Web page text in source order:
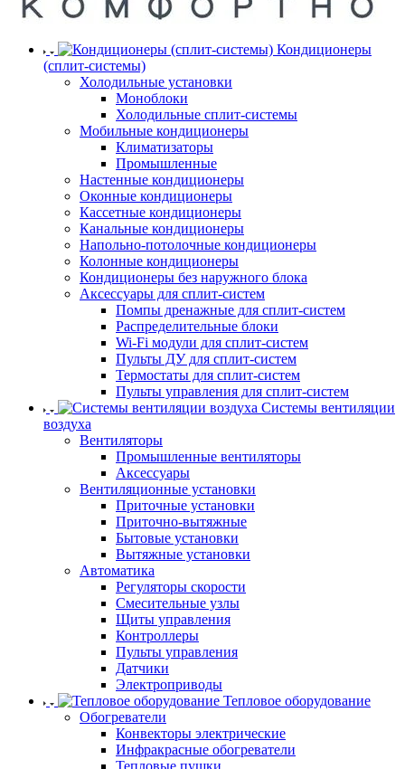
Кондиционеры
(сплит-системы)
Холодильные установки
Моноблоки
Холодильные сплит-системы
Мобильные кондиционеры
Климатизаторы
Промышленные
Настенные кондиционеры
Оконные кондиционеры
Кассетные кондиционеры
Канальные кондиционеры
Напольно-потолочные кондиционеры
Колонные кондиционеры
Кондиционеры без наружного блока
Аксессуары для сплит-систем
Помпы дренажные для сплит-систем
Распределительные блоки
Wi-Fi модули для сплит-систем
Пульты ДУ для сплит-систем
Термостаты для сплит-систем
Пульты управления для сплит-систем
Системы вентиляции
воздуха
Вентиляторы
Промышленные вентиляторы
Аксессуары
Вентиляционные установки
Приточные установки
Приточно-вытяжные
Бытовые установки
Вытяжные установки
Автоматика
Регуляторы скорости
Смесительные узлы
Щиты управления
Контроллеры
Пульты управления
Датчики
Электроприводы
Тепловое оборудование
Обогреватели
Конвекторы электрические
Инфракрасные обогреватели
Тепловые пушки